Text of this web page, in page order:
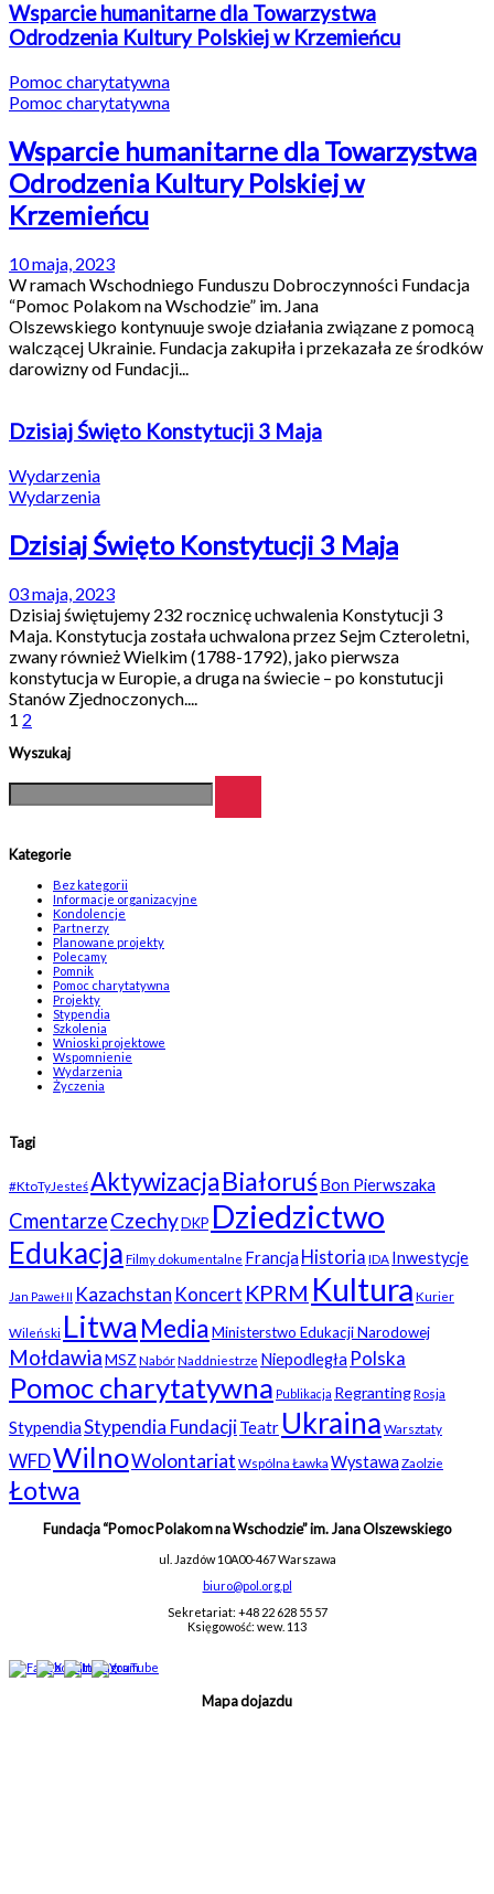
Wsparcie humanitarne dla Towarzystwa
Odrodzenia Kultury Polskiej w Krzemieńcu
Pomoc charytatywna
Pomoc charytatywna
Wsparcie humanitarne dla Towarzystwa
Odrodzenia Kultury Polskiej w
Krzemieńcu
10 maja, 2023
W ramach Wschodniego Funduszu Dobroczynności Fundacja
“Pomoc Polakom na Wschodzie” im. Jana
Olszewskiego kontynuuje swoje działania związane z pomocą
walczącej Ukrainie. Fundacja zakupiła i przekazała ze środków
darowizny od Fundacji...
Dzisiaj Święto Konstytucji 3 Maja
Wydarzenia
Wydarzenia
Dzisiaj Święto Konstytucji 3 Maja
03 maja, 2023
Dzisiaj świętujemy 232 rocznicę uchwalenia Konstytucji 3
Maja. Konstytucja została uchwalona przez Sejm Czteroletni,
zwany również Wielkim (1788-1792), jako pierwsza
konstytucja w Europie, a druga na świecie – po konstutucji
Stanów Zjednoczonych....
1 2
Wyszukaj
Kategorie
Bez kategorii
Informacje organizacyjne
Kondolencje
Partnerzy
Planowane projekty
Polecamy
Pomnik
Pomoc charytatywna
Projekty
Stypendia
Szkolenia
Wnioski projektowe
Wspomnienie
Wydarzenia
Życzenia
Tagi
#KtoTyJesteśAktywizacjaBiałoruśBon Pierwszaka
CmentarzeCzechy DKP Dziedzictwo
Edukacja Filmy dokumentalne Francja Historia IDA Inwestycje
Jan Paweł II Kazachstan Koncert KPRM Kultura Kurier
Wileński Litwa MediaMinisterstwo Edukacji Narodowej
MołdawiaMSZ NabórNaddniestrze Niepodległa Polska
Pomoc charytatywna Publikacja RegrantingRosja
StypendiaStypendia FundacjiTeatr Ukraina Warsztaty
WFDWilnoWolontariat Wspólna Ławka Wystawa Zaolzie
Łotwa
Fundacja “Pomoc Polakom na Wschodzie” im. Jana Olszewskiego
ul. Jazdów 10A00-467 Warszawa
biuro@pol.org.pl
Sekretariat: +48 22 628 55 57
Księgowość: wew. 113
Mapa dojazdu